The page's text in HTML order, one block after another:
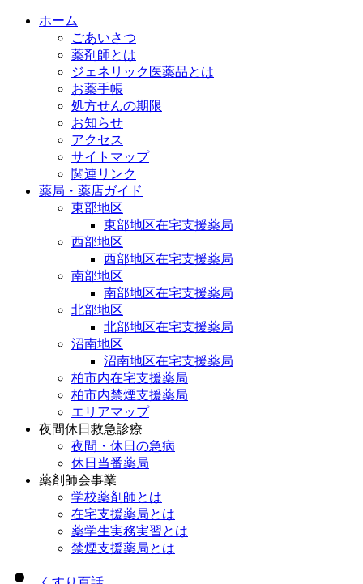
ホーム
ごあいさつ
薬剤師とは
ジェネリック医薬品とは
お薬手帳
処方せんの期限
お知らせ
アクセス
サイトマップ
関連リンク
薬局・薬店ガイド
東部地区
東部地区在宅支援薬局
西部地区
西部地区在宅支援薬局
南部地区
南部地区在宅支援薬局
北部地区
北部地区在宅支援薬局
沼南地区
沼南地区在宅支援薬局
柏市内在宅支援薬局
柏市内禁煙支援薬局
エリアマップ
夜間休日救急診療
夜間・休日の急病
休日当番薬局
薬剤師会事業
学校薬剤師とは
在宅支援薬局とは
薬学生実務実習とは
禁煙支援薬局とは